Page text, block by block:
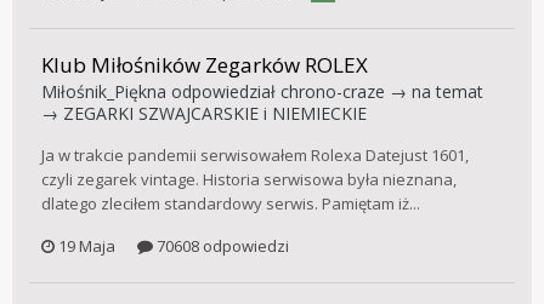
Klub Miłośników Zegarków ROLEX
Miłośnik_Piękna odpowiedział chrono-craze → na temat
→ ZEGARKI SZWAJCARSKIE i NIEMIECKIE
Ja w trakcie pandemii serwisowałem Rolexa Datejust 1601,
czyli zegarek vintage. Historia serwisowa była nieznana,
dlatego zleciłem standardowy serwis. Pamiętam iż...
19 Maja
70608 odpowiedzi